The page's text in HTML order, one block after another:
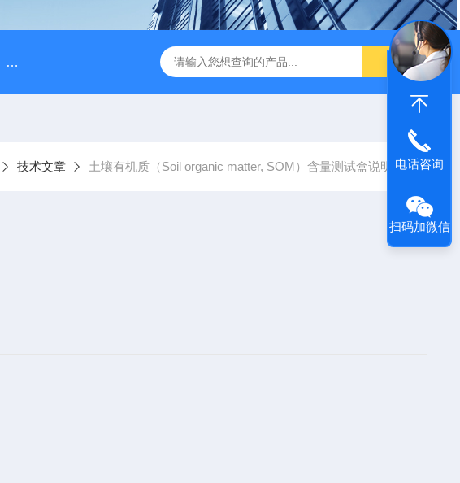
48t/96t国产ELISA试剂盒,免费代测
技术文章 土壤有机质（Soil organic matter, SOM）含量测试盒说明书电话咨询
扫码加微信